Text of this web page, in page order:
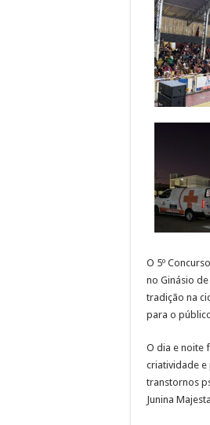
O 5º
no Ginásio
tradição na
para o
O dia e noite
criatividade e
transtornos
Junina